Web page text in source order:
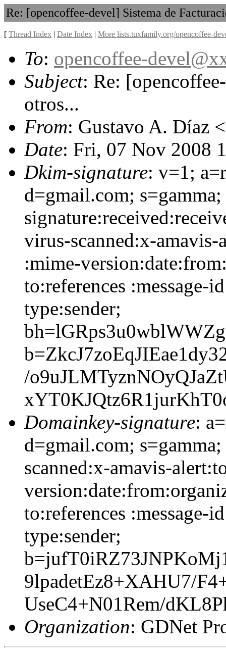
Re: [opencoffee-devel] Sistema de
[ Thread Index | Date Index | More lists.tuxfamily.org/opencoffee-
To: opencoffee-
Subject: Re:
otros...
From: Gustavo A. Díaz <
Date: Fri, 07 Nov 2008
Dkim-signature: v=1;
d=gmail.com;
virus-scanned:x-
:mime-
to:references :message-
type:sender;
/
Domainkey-signature:
d=gmail.com;
scanned:x-amavis-
to:references :message-
type:sender;
9lpadetEz8+XAHU7/
UseC4+N01Rem/
Organization: GDNet